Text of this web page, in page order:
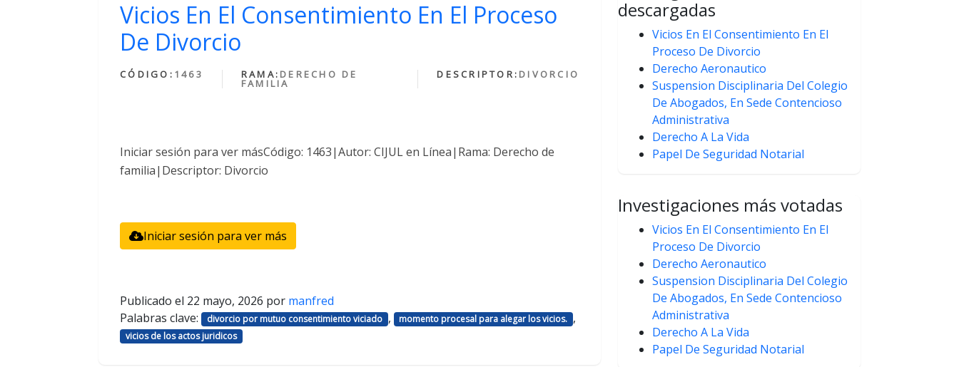
Vicios En El Consentimiento En El Proceso
De Divorcio
CÓDIGO: 1463 RAMA: DERECHO DE
FAMILIA
DESCRIPTOR: DIVORCIO
Iniciar sesión para ver másCódigo: 1463|Autor: CIJUL en Línea|Rama: Derecho de
familia|Descriptor: Divorcio
Iniciar sesión para ver más
Publicado el 22 mayo, 2026 por manfred
Palabras clave:
divorcio por mutuo consentimiento viciado , momento procesal para alegar los vicios. ,
vicios de los actos juridicos
descargadas
Vicios En El Consentimiento En El
Proceso De Divorcio
Derecho Aeronautico
Suspension Disciplinaria Del Colegio
De Abogados, En Sede Contencioso
Administrativa
Derecho A La Vida
Papel De Seguridad Notarial
Investigaciones más votadas
Vicios En El Consentimiento En El
Proceso De Divorcio
Derecho Aeronautico
Suspension Disciplinaria Del Colegio
De Abogados, En Sede Contencioso
Administrativa
Derecho A La Vida
Papel De Seguridad Notarial